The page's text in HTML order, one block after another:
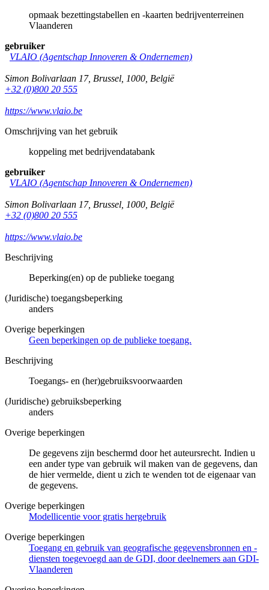
opmaak bezettingstabellen en -kaarten bedrijventerreinen
Vlaanderen
gebruiker
VLAIO (Agentschap Innoveren & Ondernemen)
Simon Bolivarlaan 17, Brussel 1000 België
+32 (0)800 20 555
https://www.vlaio.be
Omschrijving van het gebruik
koppeling met bedrijvendatabank
gebruiker
VLAIO (Agentschap Innoveren & Ondernemen)
Simon Bolivarlaan 17, Brussel 1000 België
+32 (0)800 20 555
https://www.vlaio.be
Beschrijving
Beperking(en) op de publieke toegang
(Juridische) toegangsbeperking
anders
Overige beperkingen
Geen beperkingen op de publieke toegang.
Beschrijving
Toegangs- en (her)gebruiksvoorwaarden
(Juridische) gebruiksbeperking
anders
Overige beperkingen
De gegevens zijn beschermd door het auteursrecht. Indien u
een ander type van gebruik wil maken van de gegevens, dan
de hier vermelde, dient u zich te wenden tot de eigenaar van
de gegevens.
Overige beperkingen
Modellicentie voor gratis hergebruik
Overige beperkingen
Toegang en gebruik van geografische gegevensbronnen en -
diensten toegevoegd aan de GDI, door deelnemers aan GDI-
Vlaanderen